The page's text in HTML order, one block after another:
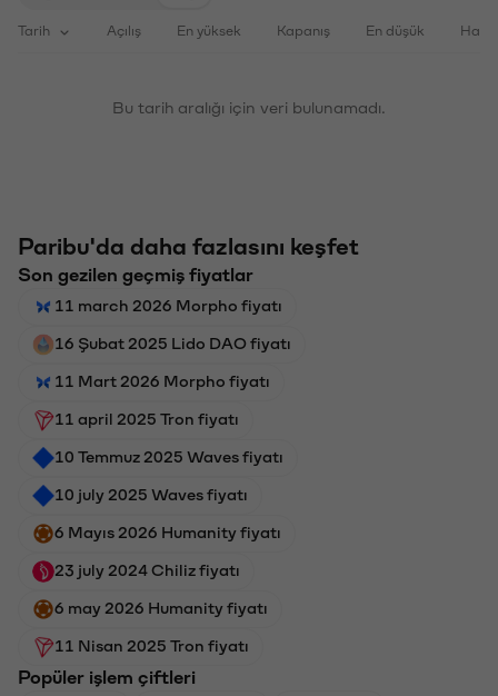
Tarih Açılış En yüksek Kapanış En düşük
Bu tarih aralığı için veri bulunamadı.
Paribu'da daha fazlasını keşfet
Son gezilen geçmiş fiyatlar
11 march 2026 Morpho fiyatı
16 Şubat 2025 Lido DAO fiyatı
11 Mart 2026 Morpho fiyatı
11 april 2025 Tron fiyatı
10 Temmuz 2025 Waves fiyatı
10 july 2025 Waves fiyatı
6 Mayıs 2026 Humanity fiyatı
23 july 2024 Chiliz fiyatı
6 may 2026 Humanity fiyatı
11 Nisan 2025 Tron fiyatı
Popüler işlem çiftleri